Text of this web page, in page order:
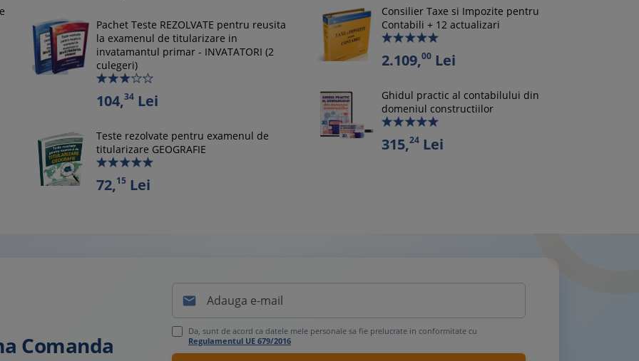
Pachet Teste REZOLVATE pentru reusita
la examenul de titularizare in
invatamantul primar - INVATATORI (2
culegeri)
104,34Lei
Teste rezolvate pentru examenul de
titularizare GEOGRAFIE
72,15Lei
Consilier Taxe si Impozite pentru
Contabili + 12 actualizari
2.109,00Lei
Ghidul practic al contabilului din
domeniul constructiilor
315,24Lei
Comanda

Da, sunt de acord ca datele mele personale sa fie prelucrate in conformitate cu
Regulamentul UE 679/2016